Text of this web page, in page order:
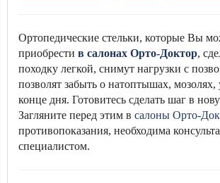
Ортопедические стельки, которые Вы
приобрести в салонах Орто-Доктор,
походку легкой, снимут нагрузки с
позволят забыть о натоптышах, мозолях,
конце дня. Готовитесь сделать шаг в
Загляните перед этим в салоны Орто-
противопоказания, необходима
специалистом.